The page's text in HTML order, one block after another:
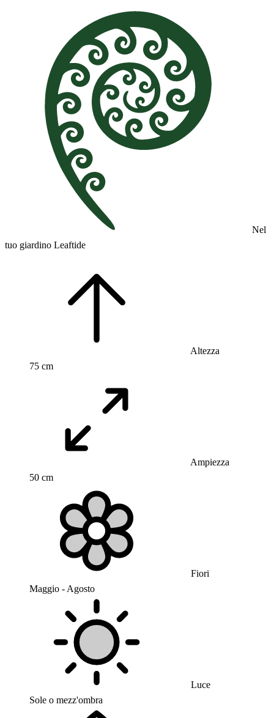
Nel
tuo giardino Leaftide
Altezza
75 cm
Ampiezza
50 cm
Fiori
Maggio - Agosto
Luce
Sole o mezz'ombra